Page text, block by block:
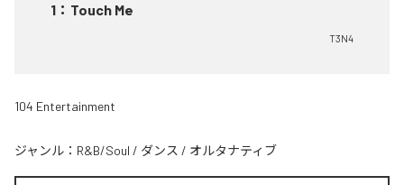
1 ： Touch Me
T3N4
104 Entertainment
ジャンル： R&B/Soul / ダンス / オルタナティブ